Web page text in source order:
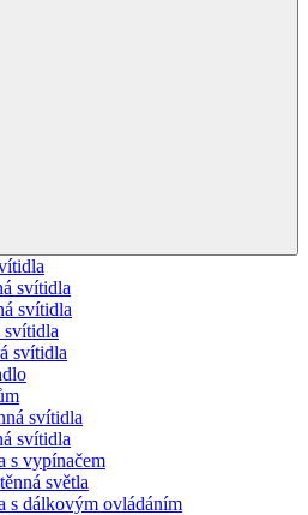
svítidla
svítidla
svítidla
svítidla
svítidla
svítidla
s vypínačem
světla
s dálkovým ovládáním